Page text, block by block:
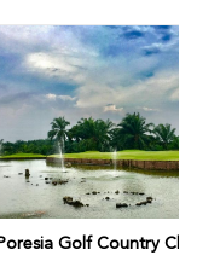
Poresia Golf Country